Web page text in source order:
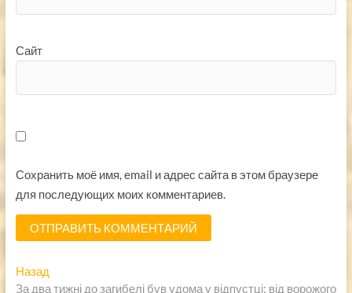
Сайт
Сохранить моё имя, email и адрес сайта в этом браузере
для последующих моих комментариев.
Навигация
НазадПредыдущая
запись:
За два тижні до загибелі був удома у відпустці: від ворожого